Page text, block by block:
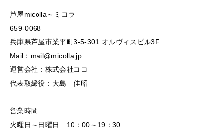
芦屋micolla～ミコラ
659-0068
兵庫県芦屋市業平町3-5-301 オルヴィスビル3F
Mail：mail@micolla.jp
運営会社：株式会社ココ
代表取締役：大島 佳昭
営業時間
火曜日～日曜日 10：00～19：30